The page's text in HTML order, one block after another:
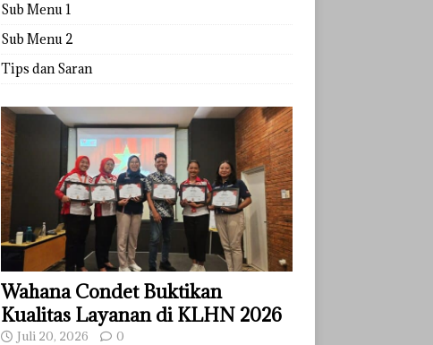
Sub Menu 1
Sub Menu 2
Tips dan Saran
Wahana Condet Buktikan
Kualitas Layanan di KLHN 2026
Juli 20, 2026 0